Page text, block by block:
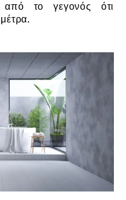
από το γεγονός ότι